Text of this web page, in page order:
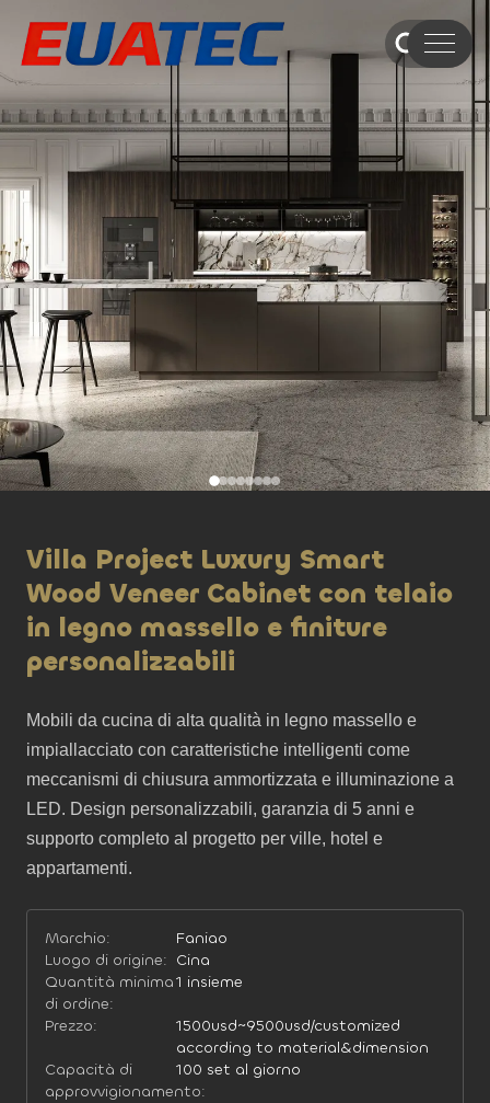
Villa Project Luxury Smart
Wood Veneer Cabinet con telaio
in legno massello e finiture
personalizzabili
Mobili da cucina di alta qualità in legno massello e
impiallacciato con caratteristiche intelligenti come
meccanismi di chiusura ammortizzata e illuminazione a
LED. Design personalizzabili, garanzia di 5 anni e
supporto completo al progetto per ville, hotel e
appartamenti.
Marchio:
Faniao
Luogo di origine: Cina
Quantità minima
di ordine:
1 insieme
Prezzo:
1500usd~9500usd/customized
according to material&dimension
Capacità di
approvvigionamento:
100 set al giorno